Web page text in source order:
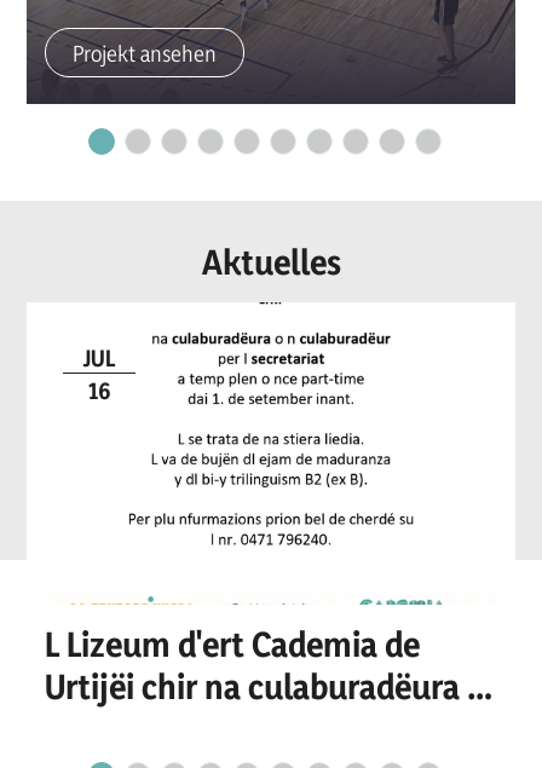
Projekt ansehen
Aktuelles
JUL
16
L Lizeum d'ert Cademia de
Urtijëi chir na culaburadëura o